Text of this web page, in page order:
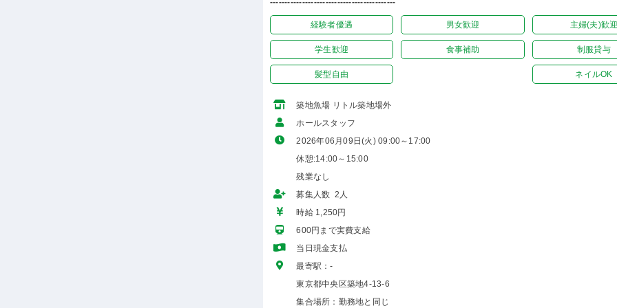
-------------------------------------------
経験者優遇 男女歓迎 主婦(夫)歓
学生歓迎 食事補助 制服貸与
髪型自由 ネイルOK
築地魚場 リトル築地場外
ホールスタッフ
2026年06月09日(火) 09:00～17:00
休憩:14:00～15:00
残業なし
募集人数 2人
時給 1,250円
600円まで実費支給
当日現金支払
最寄駅：-
東京都中央区築地4-13-6
集合場所：勤務地と同じ